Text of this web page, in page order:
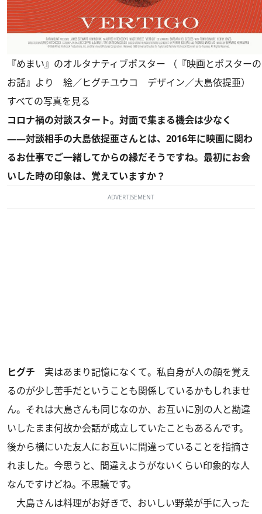
『めまい』のオルタナティブポスター （『映画とポスターの
お話』より 絵／ヒグチユウコ デザイン／大島依提亜）
すべての写真を見る
コロナ禍の対談スタート。対面で集まる機会は少なく
――対談相手の大島依提亜さんとは、2016年に映画に関わ
るお仕事でご一緒してからの縁だそうですね。最初にお会
いした時の印象は、覚えていますか？
ADVERTISEMENT
ヒグチ 実はあまり記憶になくて。私自身が人の顔を覚え
るのが少し苦手だということも関係しているかもしれませ
ん。それは大島さんも同じなのか、お互いに別の人と勘違
いしたまま何故か会話が成立していたこともあるんです。
後から横にいた友人にお互いに間違っていることを指摘さ
れました。今思うと、間違えようがないくらい印象的な人
なんですけどね。不思議です。
大島さんは料理がお好きで、おいしい野菜が手に入った